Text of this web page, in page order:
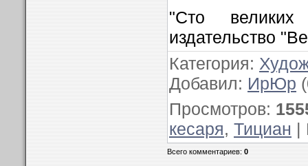
"Сто великих
издательство
Категория:
Добавил: ИрЮр
Просмотров:
кесаря, Тициан |
Всего комментариев:0